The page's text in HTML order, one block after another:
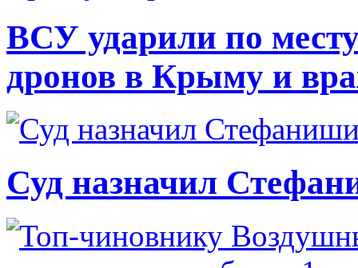
ВСУ ударили по
дронов в Крыму и
Суд назначил